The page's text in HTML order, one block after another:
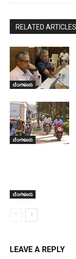
RELATED ARTICLES
ಬೆಂಗಳೂರು
ಬೆಂಗಳೂರು
ಬೆಂಗಳೂರು
LEAVE A REPLY